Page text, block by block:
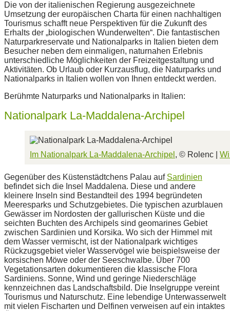
Die von der italienischen Regierung ausgezeichnete
Umsetzung der europäischen Charta für einen nachhaltigen
Tourismus schafft neue Perspektiven für die Zukunft des
Erhalts der „biologischen Wunderwelten“. Die fantastischen
Naturparkreservate und Nationalparks in Italien bieten dem
Besucher neben dem einmaligen, naturnahen Erlebnis
unterschiedliche Möglichkeiten der Freizeitgestaltung und
Aktivitäten. Ob Urlaub oder Kurzausflug, die Naturparks und
Nationalparks in Italien wollen von Ihnen entdeckt werden.
Berühmte Naturparks und Nationalparks in Italien:
Nationalpark La-Maddalena-Archipel
Im Nationalpark La-Maddalena-Archipel , © Rolenc |
Gegenüber des Küstenstädtchens Palau auf Sardinien
befindet sich die Insel Maddalena. Diese und andere
kleinere Inseln sind Bestandteil des 1994 begründeten
Meeresparks und Schutzgebietes. Die typischen azurblauen
Gewässer im Nordosten der gallurischen Küste und die
seichten Buchten des Archipels sind geomarines Gebiet
zwischen Sardinien und Korsika. Wo sich der Himmel mit
dem Wasser vermischt, ist der Nationalpark wichtiges
Rückzugsgebiet vieler Wasservögel wie beispielsweise der
korsischen Möwe oder der Seeschwalbe. Über 700
Vegetationsarten dokumentieren die klassische Flora
Sardiniens. Sonne, Wind und geringe Niederschläge
kennzeichnen das Landschaftsbild. Die Inselgruppe vereint
Tourismus und Naturschutz. Eine lebendige Unterwasserwelt
mit vielen Fischarten und Delfinen verweisen auf ein intaktes